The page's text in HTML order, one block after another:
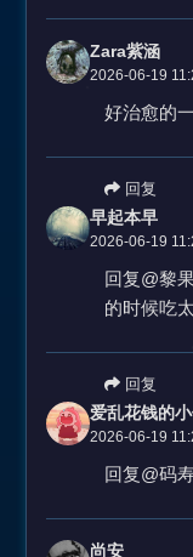
Zara紫涵
2026-06-19
好治愈的
回复
早起本早
2026-06-19
回复@黎
的时候吃
回复
爱乱花钱的
2026-06-19
回复@码
尚安